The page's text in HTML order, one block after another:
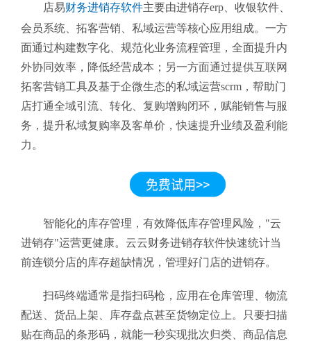
店易财务进销存软件主要由进销存erp、收银软件、
会员系统、拓客营销、私域运营等核心应用组成。一方
面通过构建数字化、规范化业务流程管理，全面提升内
外协同效率，降低经营成本；另一方面通过提供互联网
拓客营销工具及基于企微生态的私域运营scrm，帮助门
店打通全域引流、转化、复购增购闭环，赋能销售与服
务，提升私域复购率及客单价，快速提升业绩及盈利能
力。
智能化的库存管理，有效降低库存管理风险，"云
进销存"运营更健康。 云云财务进销存软件快速统计当
前连锁分店的库存超缺情况，管理好门店的进销存。
扫码终端通常是指扫码枪，应用在仓库管理、物流
配送、货品上架、库存盘点甚至货物定位上。只要扫描
贴在商品的条形码，就能一秒实现批次归类、商品信息